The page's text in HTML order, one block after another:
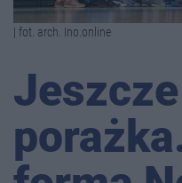
| fot. arch. Ino.online